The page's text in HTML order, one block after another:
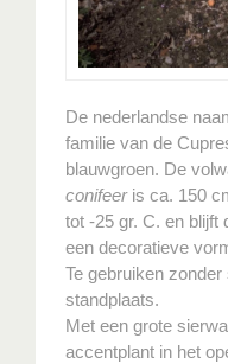
De nederlandse
familie van de
blauwgroen. De
conifeeris ca. 150
tot -25 gr. C. en blijft
een decoratieve
Te gebruiken
standplaats.
Met een grote
accentplant in het